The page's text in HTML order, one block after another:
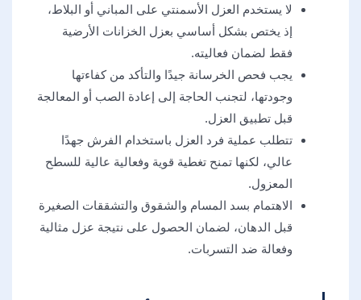
لا يستخدم العزل الأسمنتي على المباني أو البلاط،
إذ يختص بشكل أساسي بعزل الخزانات الأرضية
فقط لضمان فعاليته.
يجب فحص الخرسانة جيدًا والتأكد من كفاءتها
وجودتها، لتجنب الحاجة إلى إعادة الصب أو المعالجة
قبل تطبيق العزل.
تتطلب عملية فرد العزل باستخدام الفرش جهدًا
عالي، لكنها تمنح تغطية قوية وفعالية عالية للسطح
المعزول.
الاهتمام بسد المسام والشقوق والتشققات الصغيرة
قبل الدهان، لضمان الحصول على نتيجة عزل مثالية
وفعالة ضد التسربات.